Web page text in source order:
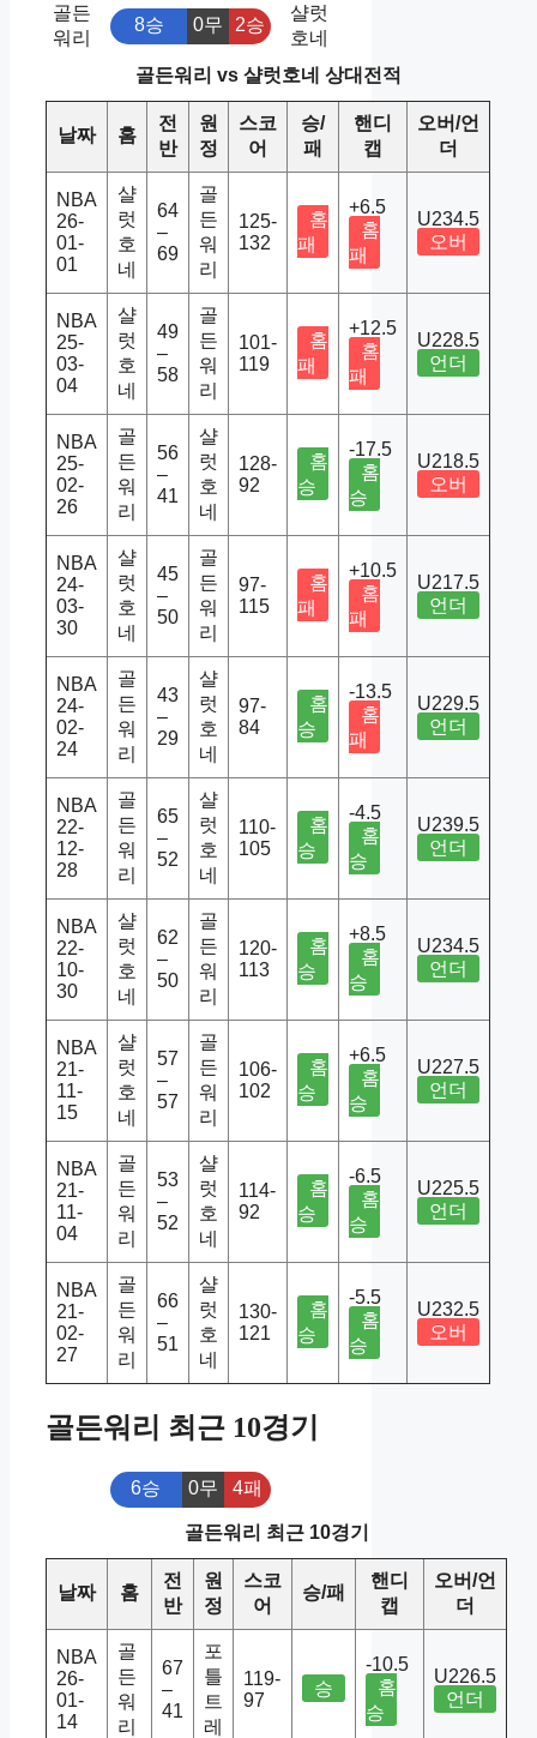
골든
워리
8승 0무 2승
샬럿
호네
골든워리 vs 샬럿호네 상대전적
날짜 홈
전
반
원
정
스코
어
승/
패
핸디
캡
오버/언
더
NBA
26-
01-
01
샬
럿
호
네
64
–
69
골
든
워
리
125-
132
홈
패
+6.5
홈
패
U234.5
오버
NBA
25-
03-
04
샬
럿
호
네
49
–
58
골
든
워
리
101-
119
홈
패
+12.5
홈
패
U228.5
언더
NBA
25-
02-
26
골
든
워
리
56
–
41
샬
럿
호
네
128-
92
홈
승
-17.5
홈
승
U218.5
오버
NBA
24-
03-
30
샬
럿
호
네
45
–
50
골
든
워
리
97-
115
홈
패
+10.5
홈
패
U217.5
언더
NBA
24-
02-
24
골
든
워
리
43
–
29
샬
럿
호
네
97-
84
홈
승
-13.5
홈
패
U229.5
언더
NBA
22-
12-
28
골
든
워
리
65
–
52
샬
럿
호
네
110-
105
홈
승
-4.5
홈
승
U239.5
언더
NBA
22-
10-
30
샬
럿
호
네
62
–
50
골
든
워
리
120-
113
홈
승
+8.5
홈
승
U234.5
언더
NBA
21-
11-
15
샬
럿
호
네
57
–
57
골
든
워
리
106-
102
홈
승
+6.5
홈
승
U227.5
언더
NBA
21-
11-
04
골
든
워
리
53
–
52
샬
럿
호
네
114-
92
홈
승
-6.5
홈
승
U225.5
언더
NBA
21-
02-
27
골
든
워
리
66
–
51
샬
럿
호
네
130-
121
홈
승
-5.5
홈
승
U232.5
오버
골든워리 최근 10경기
6승 0무 4패
골든워리 최근 10경기
날짜 홈
전
반
원
정
스코
어
승/패
핸디
캡
오버/언
더
NBA
26-
01-
14
골
든
워
리
67
–
41
포
틀
트
레
119-
97
승
-10.5
홈
승
U226.5
언더